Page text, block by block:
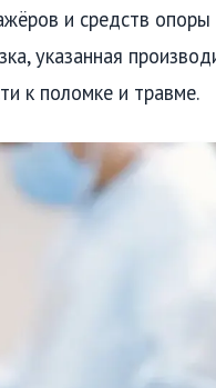
и средств опоры
указанная
к поломке и травме.